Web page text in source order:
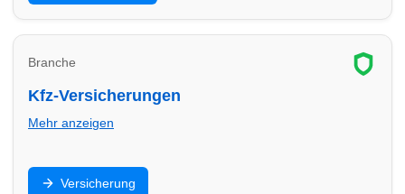
Service.
Branche
Kfz-Versicherungen
Mehr anzeigen
Haftpflicht, Teilkasko, Vollkasko: Finde
Versicherungsberater in Köln und optimiere Preis,
Versicherung